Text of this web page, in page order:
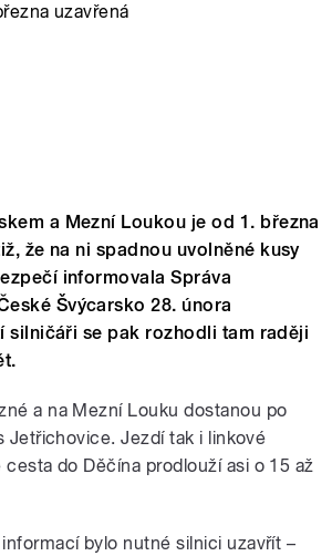
uzavřená
a Mezní Loukou je od 1. března
že na ni spadnou uvolněné kusy
informovala Správa
Švýcarsko 28. února
silničáři se pak rozhodli tam raději
a na Mezní Louku dostanou po
Jetřichovice. Jezdí tak i linkové
do Děčína prodlouží asi o 15 až
bylo nutné silnici uzavřít –